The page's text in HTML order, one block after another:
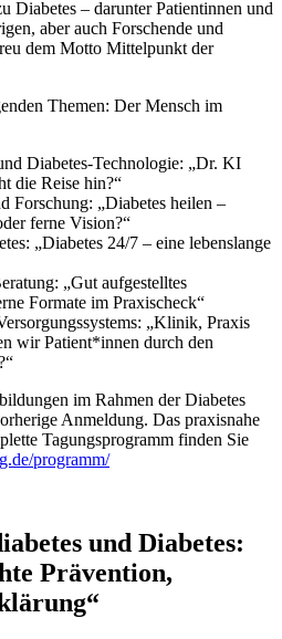
Diabetes – darunter Patientinnen und
aber auch Forschende und
dem Motto Mittelpunkt der
Themen: Der Mensch im
Diabetes-Technologie: „Dr. KI
die Reise hin?“
Forschung: „Diabetes heilen –
ferne Vision?“
„Diabetes 24/7 – eine lebenslange
„Gut aufgestelltes
Formate im Praxischeck“
„Klinik, Praxis
wir Patient*innen durch den
im Rahmen der Diabetes
Anmeldung. Das praxisnahe
Tagungsprogramm finden Sie
programm/
und Diabetes:
Prävention,